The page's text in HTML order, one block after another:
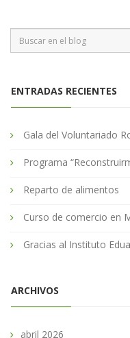
ENTRADAS RECIENTES
Gala del Voluntariado
Programa
Reparto de alimentos
Curso de comercio en
Gracias al Instituto
ARCHIVOS
abril 2026